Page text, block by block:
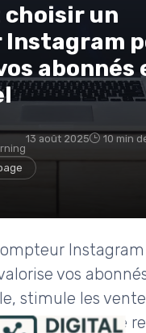
choisir un
abonnés
13 août 2025 10 min
vos
stimule les
stratégie digitale